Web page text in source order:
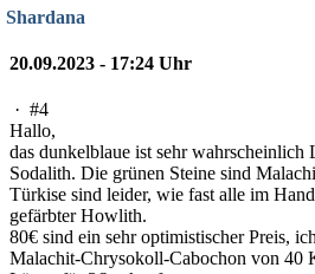
Shardana
20.09.2023 - 17:24 Uhr
· #4
Hallo,
das dunkelblaue ist sehr wahrscheinlich
Sodalith. Die grünen Steine sind
Türkise sind leider, wie fast alle im
gefärbter Howlith.
80€ sind ein sehr optimistischer Preis,
Malachit-Chrysokoll-Cabochon von 40